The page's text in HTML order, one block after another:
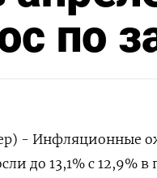
по
- Инфляционные
до 13,1% с